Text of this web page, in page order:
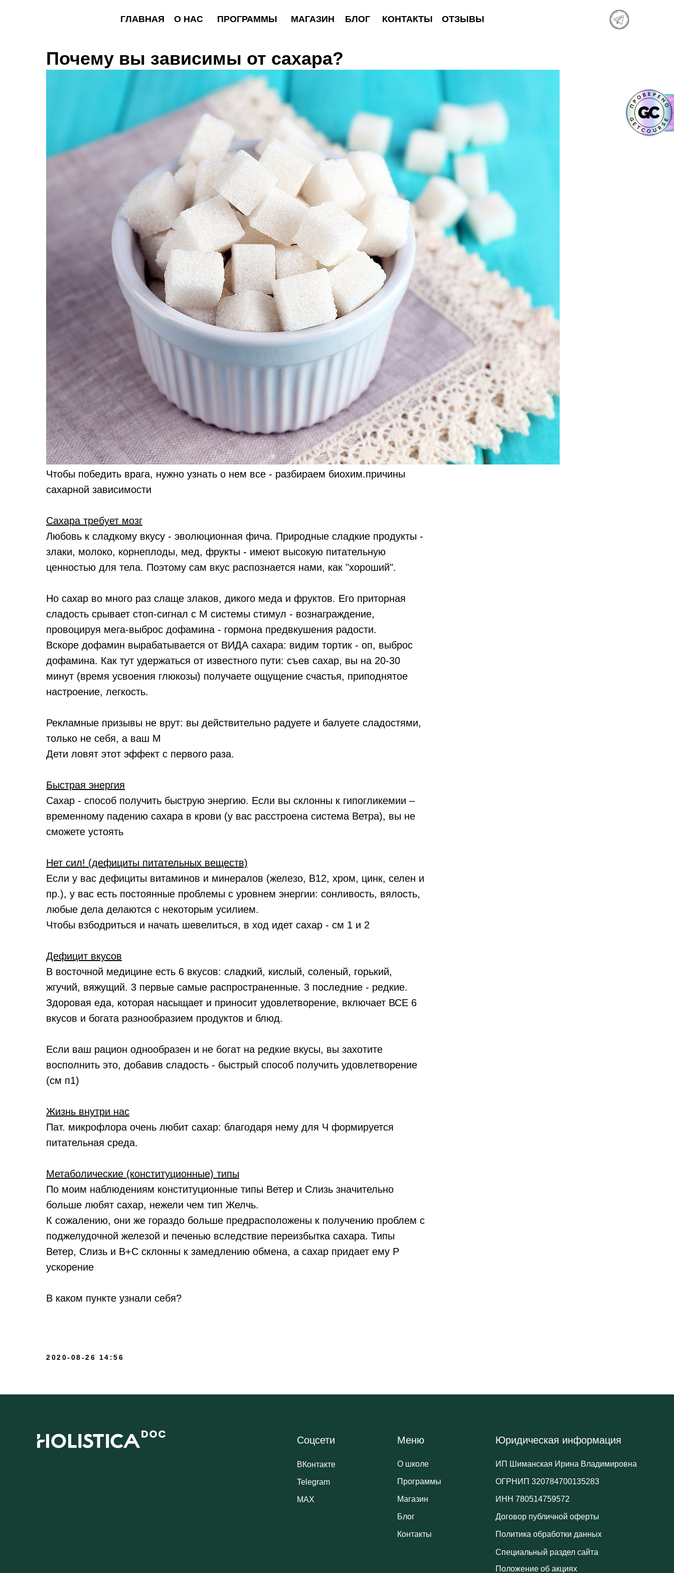
О НАС
ГЛАВНАЯ ПРОГРАММЫ КОНТАКТЫ ОТЗЫВЫ
БЛОГ
МАГАЗИН
Почему вы зависимы от сахара?
Чтобы победить врага, нужно узнать о нем все - разбираем биохим.причины
сахарной зависимости
Сахара требует мозг
Любовь к сладкому вкусу - эволюционная фича. Природные сладкие продукты -
злаки, молоко, корнеплоды, мед, фрукты - имеют высокую питательную
ценностью для тела. Поэтому сам вкус распознается нами, как "хороший".
Но сахар во много раз слаще злаков, дикого меда и фруктов. Его приторная
сладость срывает стоп-сигнал с М системы стимул - вознаграждение,
провоцируя мега-выброс дофамина - гормона предвкушения радости.
Вскоре дофамин вырабатывается от ВИДА сахара: видим тортик - оп, выброс
дофамина. Как тут удержаться от известного пути: съев сахар, вы на 20-30
минут (время усвоения глюкозы) получаете ощущение счастья, приподнятое
настроение, легкость.
Рекламные призывы не врут: вы действительно радуете и балуете сладостями,
только не себя, а ваш М
Дети ловят этот эффект с первого раза.
Быстрая энергия
Сахар - способ получить быструю энергию. Если вы склонны к гипогликемии –
временному падению сахара в крови (у вас расстроена система Ветра), вы не
сможете устоять
Нет сил! (дефициты питательных веществ)
Если у вас дефициты витаминов и минералов (железо, В12, хром, цинк, селен и
пр.), у вас есть постоянные проблемы с уровнем энергии: сонливость, вялость,
любые дела делаются с некоторым усилием.
Чтобы взбодриться и начать шевелиться, в ход идет сахар - см 1 и 2
Дефицит вкусов
В восточной медицине есть 6 вкусов: сладкий, кислый, соленый, горький,
жгучий, вяжущий. 3 первые самые распространенные. 3 последние - редкие.
Здоровая еда, которая насыщает и приносит удовлетворение, включает ВСЕ 6
вкусов и богата разнообразием продуктов и блюд.
Если ваш рацион однообразен и не богат на редкие вкусы, вы захотите
восполнить это, добавив сладость - быстрый способ получить удовлетворение
(см п1)
Жизнь внутри нас
Пат. микрофлора очень любит сахар: благодаря нему для Ч формируется
питательная среда.
Метаболические (конституционные) типы
По моим наблюдениям конституционные типы Ветер и Слизь значительно
больше любят сахар, нежели чем тип Желчь.
К сожалению, они же гораздо больше предрасположены к получению проблем с
поджелудочной железой и печенью вследствие переизбытка сахара. Типы
Ветер, Слизь и В+С склонны к замедлению обмена, а сахар придает ему Р
ускорение
В каком пункте узнали себя?
2020-08-26 14:56
Меню
О школе
Программы
Магазин
Блог
Контакты
Юридическая информация
ИП Шиманская Ирина Владимировна
ОГРНИП 320784700135283
Специальный раздел сайта
ИНН 780514759572
Договор публичной оферты
Положение об акциях
Политика обработки данных
Соцсети
ВКонтакте
Telegram
MAX